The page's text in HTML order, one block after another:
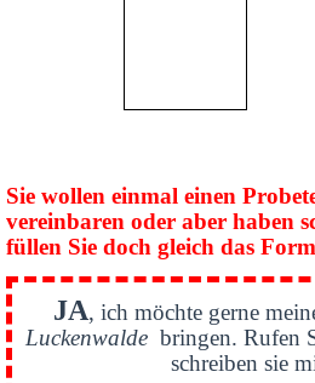
Sie wollen einmal einen
vereinbaren oder aber haben
füllen Sie doch gleich das
JA, ich möchte gerne
Luckenwaldebringen. Rufen
schreiben sie